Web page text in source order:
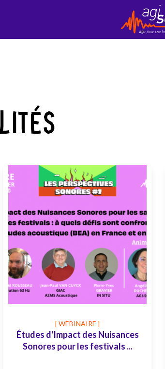
[ WEBINAIRE ]
Études d'Impact des Nuisances
Sonores pour les festivals ...